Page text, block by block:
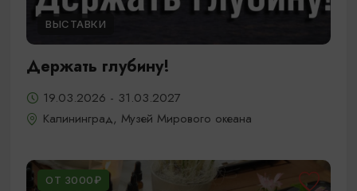
ВЫСТАВКИ
Держать глубину!
19.03.2026 - 31.03.2027
Калининград, Музей Мирового океана
ОТ 3000₽